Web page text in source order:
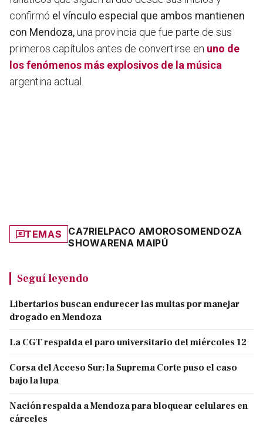
confirmó el vínculo especial que ambos mantienen
con Mendoza,una provincia que fue parte de sus
primeros capítulos antes de convertirse en uno de
los fenómenos más explosivos de la música
argentina actual.
TEMAS CA7RIELPACO AMOROSOMENDOZA
SHOWARENA MAIPÚ
Seguí leyendo
Libertarios buscan endurecer las multas por manejar
drogado en Mendoza
La CGT respalda el paro universitario del miércoles 12
Corsa del Acceso Sur: la Suprema Corte puso el caso
bajo la lupa
Nación respalda a Mendoza para bloquear celulares en
cárceles